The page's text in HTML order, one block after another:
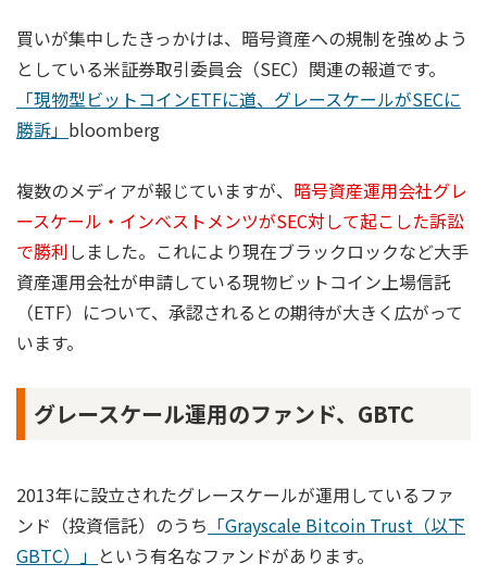
買いが集中したきっかけは、暗号資産への規制を強めよう
としている米証券取引委員会（SEC）関連の報道です。
「現物型ビットコインETFに道、グレースケールがSECに
勝訴」 bloomberg
複数のメディアが報じていますが、 暗号資産運用会社グレ
ースケール・インベストメンツがSEC対して起こした訴訟
で勝利しました。これにより現在ブラックロックなど大手
資産運用会社が申請している現物ビットコイン上場信託
（ETF）について、承認されるとの期待が大きく広がって
います。
グレースケール運用のファンド、GBTC
2013年に設立されたグレースケールが運用しているファ
ンド（投資信託）のうち 「Grayscale Bitcoin Trust（以下
GBTC）」 という有名なファンドがあります。